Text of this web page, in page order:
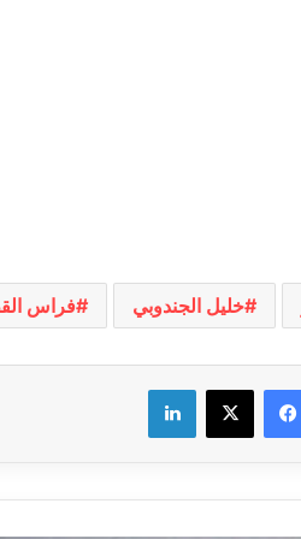
خليل الجندوبي فراس
فيسبوك ‫X لينكدإن